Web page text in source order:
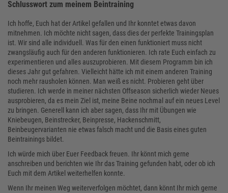
Schlusswort zum meinem Beintraining
Ich hoffe, Euch hat der Artikel gefallen und Ihr konntet etwas davon
mitnehmen. Ich möchte nicht sagen, dass dies der perfekte Trainingsplan
ist. Wir sind alle individuell. Was für den einen funktioniert muss nicht
zwangsläufig auch für den anderen funktionieren. Ich rate Euch einfach zu
experimentieren und alles auszuprobieren. Mit diesem Programm bin ich
dieses Jahr gut gefahren. Vielleicht hätte ich mit einem anderen Training
noch mehr rausholen können. Man weiß es nicht. Probieren geht über
studieren. Ich werde in meiner nächsten Offseason sicherlich wieder Neues
ausprobieren, da es mein Ziel ist, meine Beine nochmal auf ein neues Level
zu bringen. Generell kann ich aber sagen, dass Ihr mit Übungen wie
Kniebeugen, Beinstrecker, Beinpresse, Hackenschmitt,
Beinbeugervarianten nie etwas falsch macht und die Basis eines guten
Beintrainings bildet.
Ich würde mich über Euer Feedback freuen. Ihr könnt mich gerne
anschreiben und berichten wie Ihr das Training gefunden habt, oder ob ich
Euch mit dem Artikel weiterhelfen konnte.
Wenn Ihr meinen Weg weiterverfolgen möchtet, dann könnt Ihr mich gerne